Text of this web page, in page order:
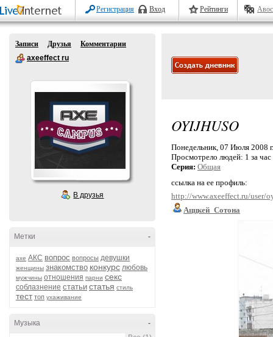
Регистрация Вход Рейтинги
Записи Друзья
Комментарии
axeeffect ru
В друзья
-
Метки
axe АКС вопрос вопросы девушки
женщины знакомство конкурс любовь
мужчины отношения парни секс
соблазнение статьи статья стиль
тест топ ухаживание
-
Музыка
OYIJHUSO
Понедельник, 07 Июля 2008
Просмотрело людей: 1 за
Серия: Общая
ссылка на ее профиль:
http://www.axeeffect.ru/user/
Аццкей_Сотона